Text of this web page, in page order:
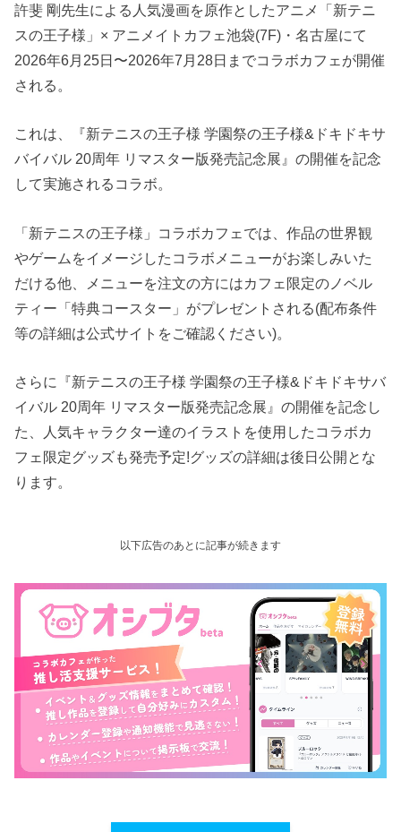
許斐 剛先生による人気漫画を原作としたアニメ「新テニ
スの王子様」× アニメイトカフェ池袋(7F)・名古屋にて
2026年6月25日〜2026年7月28日までコラボカフェが開催
される。
これは、『新テニスの王子様 学園祭の王子様&ドキドキサ
バイバル 20周年 リマスター版発売記念展』の開催を記念
して実施されるコラボ。
「新テニスの王子様」コラボカフェでは、作品の世界観
やゲームをイメージしたコラボメニューがお楽しみいた
だける他、メニューを注文の方にはカフェ限定のノベル
ティー「特典コースター」がプレゼントされる(配布条件
等の詳細は公式サイトをご確認ください)。
さらに『新テニスの王子様 学園祭の王子様&ドキドキサバ
イバル 20周年 リマスター版発売記念展』の開催を記念し
た、人気キャラクター達のイラストを使用したコラボカ
フェ限定グッズも発売予定!グッズの詳細は後日公開とな
ります。
以下広告のあとに記事が続きます